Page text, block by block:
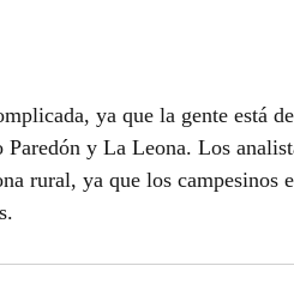
ya que la gente está
y La Leona. Los
rural, ya que los campesinos